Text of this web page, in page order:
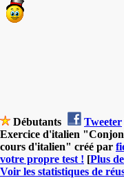
Débutants Tweeter
Exercice d'italien
cours d'italien" créé par
votre propre test ! [Plus
Voir les statistiques de